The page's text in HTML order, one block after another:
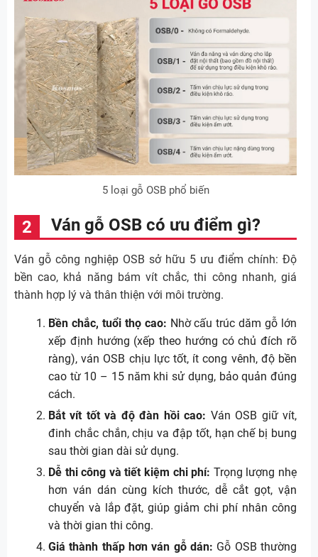
5 loại gỗ OSB phổ biến
Ván gỗ OSB có ưu điểm gì?
Ván gỗ công nghiệp OSB sở hữu 5 ưu điểm chính: Độ
bền cao, khả năng bám vít chắc, thi công nhanh, giá
thành hợp lý và thân thiện với môi trường.
Bền chắc, tuổi thọ cao: Nhờ cấu trúc dăm gỗ lớn
xếp định hướng (xếp theo hướng có chủ đích rõ
ràng), ván OSB chịu lực tốt, ít cong vênh, độ bền
cao từ 10 – 15 năm khi sử dụng, bảo quản đúng
cách.
Bắt vít tốt và độ đàn hồi cao: Ván OSB giữ vít,
đinh chắc chắn, chịu va đập tốt, hạn chế bị bung
sau thời gian dài sử dụng.
Dễ thi công và tiết kiệm chi phí: Trọng lượng nhẹ
hơn ván dán cùng kích thước, dễ cắt gọt, vận
chuyển và lắp đặt, giúp giảm chi phí nhân công
và thời gian thi công.
Giá thành thấp hơn ván gỗ dán: Gỗ OSB thường